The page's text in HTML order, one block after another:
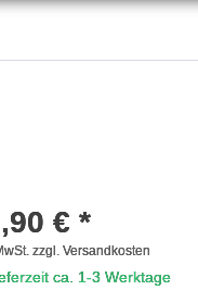
€ *
zzgl. Versandkosten
ca. 1-3 Werktage